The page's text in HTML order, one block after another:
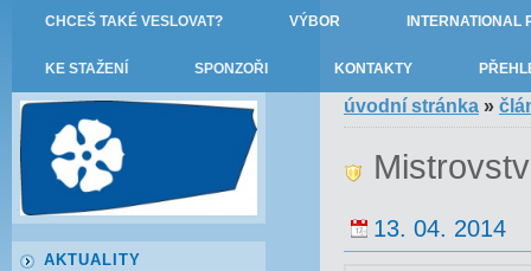
CHCEŠ TAKÉ VESLOVAT? VÝBOR INTERNATIONAL
KE STAŽENÍ SPONZOŘI KONTAKTY
úvodní stránka »
13. 04. 2014
AKTUALITY